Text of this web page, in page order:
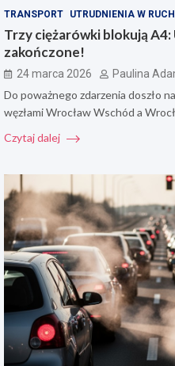
TRANSPORT UTRUDNIENIA W
Trzy ciężarówki blokują
zakończone!
24 marca 2026 Paulina
Do poważnego zdarzenia doszło
węzłami Wrocław Wschód a
Czytaj dalej